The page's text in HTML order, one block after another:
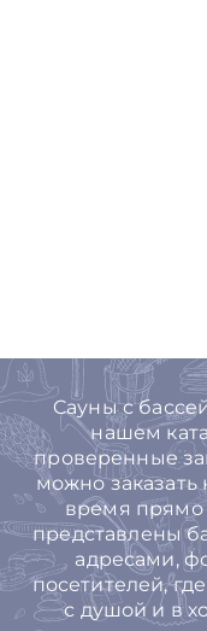
Cауны с
нашем
проверенные
можно заказать
время прямо
представлены
адресами,
посетителей,
с душой и в